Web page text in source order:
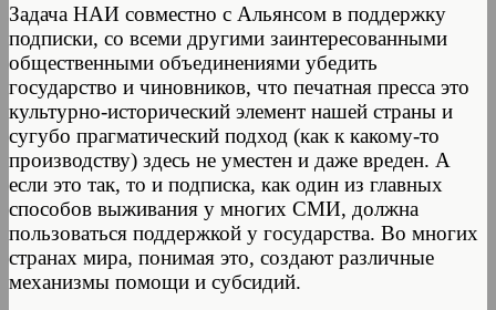
Задача НАИ совместно с Альянсом в поддержку
подписки, со всеми другими заинтересованными
общественными объединениями убедить
государство и чиновников, что печатная пресса это
культурно-исторический элемент нашей страны и
сугубо прагматический подход (как к какому-то
производству) здесь не уместен и даже вреден. А
если это так, то и подписка, как один из главных
способов выживания у многих СМИ, должна
пользоваться поддержкой у государства. Во многих
странах мира, понимая это, создают различные
механизмы помощи и субсидий.